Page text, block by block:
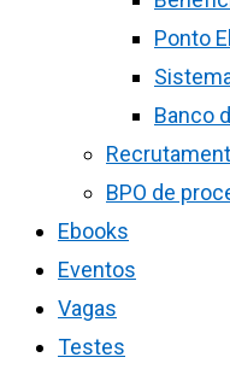
Ponto
Banco
BPO de
Ebooks
Eventos
Vagas
Testes